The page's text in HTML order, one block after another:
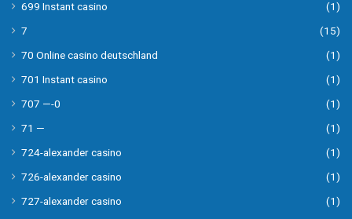
699 Instant casino
(1)
7
(15)
70 Online casino deutschland
(1)
701 Instant casino
(1)
707 —-0
(1)
71 —
(1)
724-alexander casino
(1)
726-alexander casino
(1)
727-alexander casino
(1)